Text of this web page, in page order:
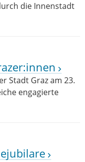
die Innenstadt
Stadt Graz am 23.
engagierte